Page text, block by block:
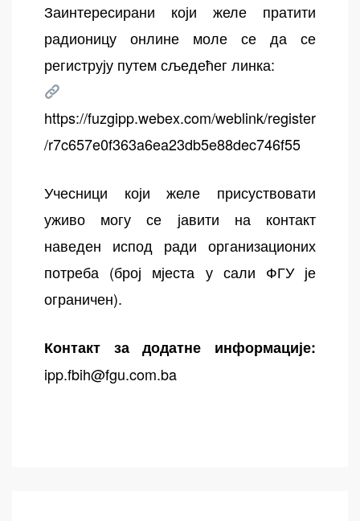
Заинтересирани који желе пратити
радионицу онлине моле се да се
региструју путем сљедећег линка:
https://fuzgipp.webex.com/weblink/register
/r7c657e0f363a6ea23db5e88dec746f55
Учесници који желе присуствовати
уживо могу се јавити на контакт
наведен испод ради организационих
потреба (број мјеста у сали ФГУ је
ограничен).
Контакт за додатне информације:
ipp.fbih@fgu.com.ba